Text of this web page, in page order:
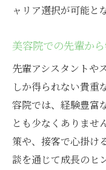
ャリア選択が可能と
美容院での先輩か
先輩アシスタントや
しか得られない貴重
容院では、経験豊富
とも少なくありませ
策や、接客で心掛け
談を通じて成長のヒ